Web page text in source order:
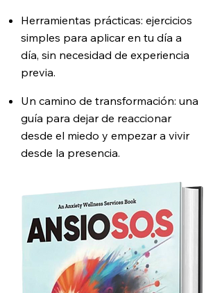
Herramientas prácticas: ejercicios
simples para aplicar en tu día a
día, sin necesidad de experiencia
previa.
Un camino de transformación: una
guía para dejar de reaccionar
desde el miedo y empezar a vivir
desde la presencia.